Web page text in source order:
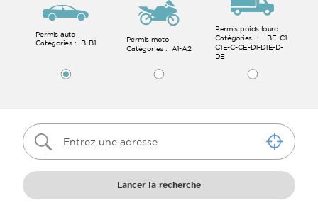
Permis auto
Catégories : B-B1
Permis moto
Catégories : A1-A2
Permis poids lourd
Catégories :
BE-C1-
C1E-C-CE-D1-D1E-D-
DE
Entrez une adresse
Lancer la recherche